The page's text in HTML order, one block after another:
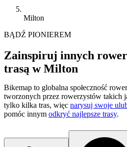
Milton
BĄDŹ PIONIEREM
Zainspiruj innych
trasą w Milton
Bikemap to globalna społeczność
tworzonych przez rowerzystów takich
tylko kilka tras, więc narysuj swoje
pomóc innym odkryć najlepsze trasy.